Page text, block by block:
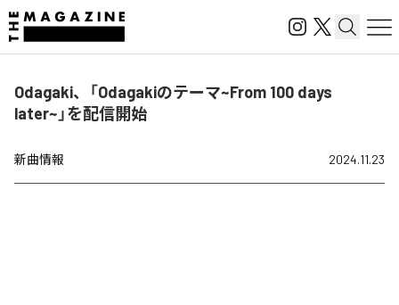
Odagaki、「Odagakiのテーマ~From 100 days
later~」を配信開始
新曲情報 2024.11.23